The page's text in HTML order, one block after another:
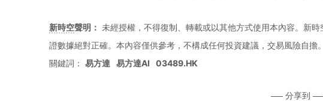
新時空聲明： 未經授權，不得復制、轉載或以其他方式使用本內容。新
證數據絕對正確。本內容僅供參考，不構成任何投資建議，交易風險自擔。
關鍵詞： 易方達 易方達AI 03489.HK
分享到